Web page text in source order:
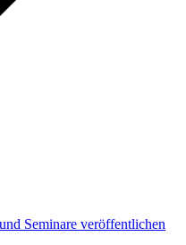
Seminare veröffentlichen